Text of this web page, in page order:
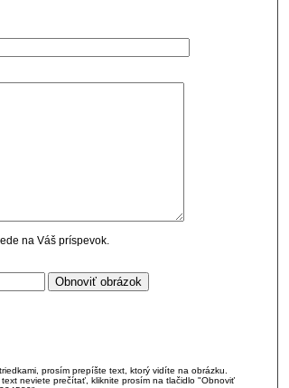
na Váš príspevok.
prosím prepíšte text, ktorý vidíte na obrázku.
neviete prečítať, kliknite prosím na tlačidlo "Obnoviť